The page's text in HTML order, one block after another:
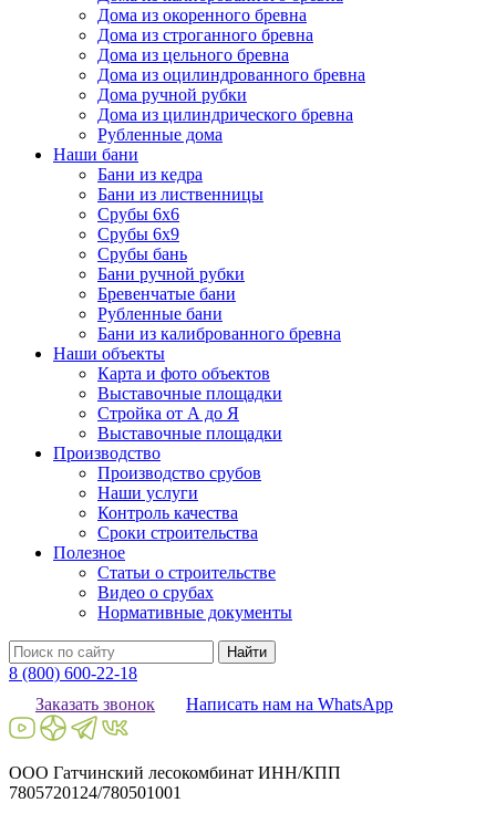
Дома из окоренного бревна
Дома из строганного бревна
Дома из цельного бревна
Дома из оцилиндрованного бревна
Дома ручной рубки
Дома из цилиндрического бревна
Рубленные дома
Наши бани
Бани из кедра
Бани из лиственницы
Срубы 6х6
Срубы 6х9
Срубы бань
Бани ручной рубки
Бревенчатые бани
Рубленные бани
Бани из калиброванного бревна
Наши объекты
Карта и фото объектов
Выставочные площадки
Стройка от А до Я
Выставочные площадки
Производство
Производство срубов
Наши услуги
Контроль качества
Сроки строительства
Полезное
Статьи о строительстве
Видео о срубах
Нормативные документы
Найти
8 (800) 600-22-18
Заказать звонок
Написать нам на WhatsApp
ООО Гатчинский лесокомбинат ИНН/КПП
7805720124/780501001